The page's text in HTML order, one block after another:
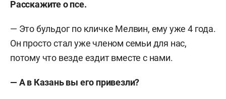
Расскажите о псе.
— Это бульдог по кличке Мелвин, ему уже 4 года.
Он просто стал уже членом семьи для нас,
потому что везде ездит вместе с нами.
— А в Казань вы его привезли?